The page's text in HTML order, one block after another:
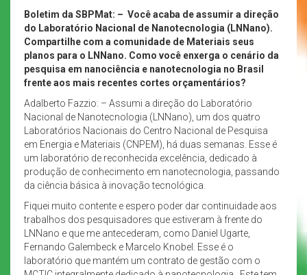
Boletim da SBPMat: – Você acaba de assumir a direção
do Laboratório Nacional de Nanotecnologia (LNNano).
Compartilhe com a comunidade de Materiais seus
planos para o LNNano. Como você enxerga o cenário da
pesquisa em nanociência e nanotecnologia no Brasil
frente aos mais recentes cortes orçamentários?
Adalberto Fazzio: – Assumi a direção do Laboratório
Nacional de Nanotecnologia (LNNano), um dos quatro
Laboratórios Nacionais do Centro Nacional de Pesquisa
em Energia e Materiais (CNPEM), há duas semanas. Esse é
um laboratório de reconhecida excelência, dedicado à
produção de conhecimento em nanotecnologia, passando
da ciência básica à inovação tecnológica.
Fiquei muito contente e espero poder dar continuidade aos
trabalhos dos pesquisadores que estiveram à frente do
LNNano e que me antecederam, como Daniel Ugarte,
Fernando Galembeck e Marcelo Knobel. Esse é o
laboratório que mantém um contrato de gestão com o